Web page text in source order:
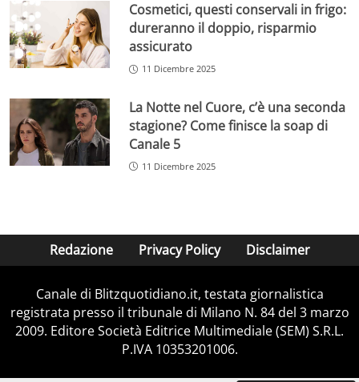
Cosmetici, questi conservali in frigo:
dureranno il doppio, risparmio
assicurato
11 Dicembre 2025
La Notte nel Cuore, c’è una seconda
stagione? Come finisce la soap di
Canale 5
11 Dicembre 2025
Redazione Privacy Policy Disclaimer
Canale di Blitzquotidiano.it, testata giornalistica
registrata presso il tribunale di Milano N. 84 del 3 marzo
2009. Editore Società Editrice Multimediale (SEM) S.R.L.
P.IVA 10353201006.